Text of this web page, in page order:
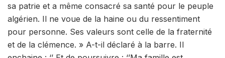
sa patrie et a même consacré sa santé pour le peuple
algérien. Il ne voue de la haine ou du ressentiment
pour personne. Ses valeurs sont celle de la fraternité
et de la clémence. » A-t-il déclaré à la barre. Il